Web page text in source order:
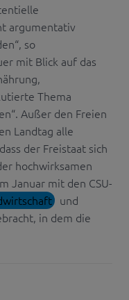
argumentativ
so
mit Blick auf das
Thema
Außer den Freien
Landtag alle
der Freistaat sich
hochwirksamen
Januar mit den CSU-
und
in dem die